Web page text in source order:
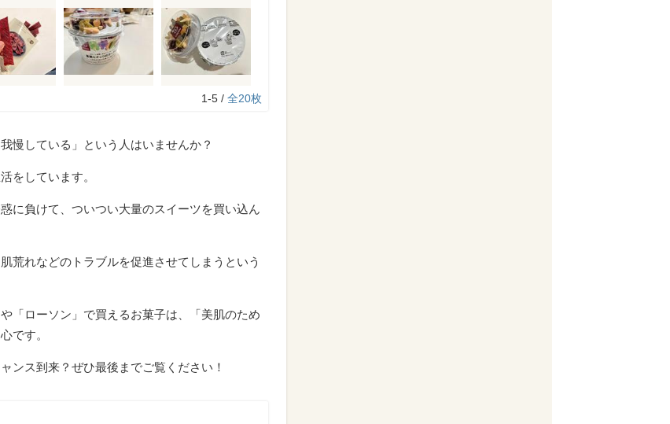
1-5 / 全20枚
慢している」という人はいませんか？
をしています。
に負けて、ついつい大量のスイーツを買い込ん
荒れなどのトラブルを促進させてしまうという
「ローソン」で買えるお菓子は、「美肌のため
です。
ンス到来？ぜひ最後までご覧ください！